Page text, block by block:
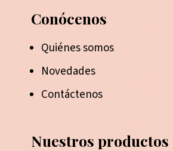
Conócenos
Quiénes somos
Novedades
Contáctenos
Nuestros productos